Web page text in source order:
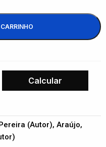
(Autor), Araújo,